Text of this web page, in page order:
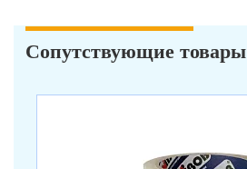
Сопутствующие товары